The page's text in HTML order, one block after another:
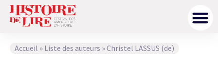
Accueil » Liste des auteurs »Christel LASSUS (de)